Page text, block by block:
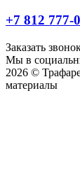
+7 812 777-
Заказать
Мы в
2026 ©
материалы